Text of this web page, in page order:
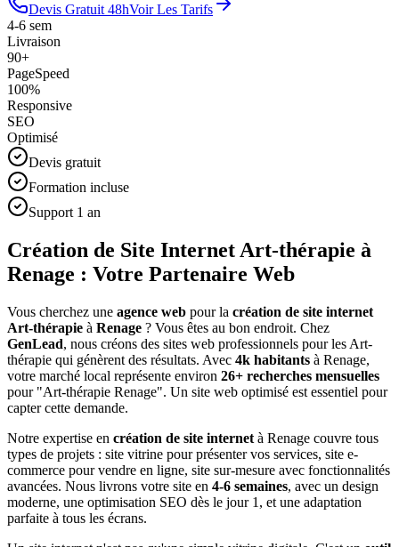
Devis Gratuit 48hVoir Les Tarifs
4-6 sem
Livraison
90+
PageSpeed
100%
Responsive
SEO
Optimisé
Devis gratuit
Formation incluse
Support 1 an
Création de Site Internet Art-thérapie à
Renage : Votre Partenaire Web
Vous cherchez une agence web pour la création de site internet
Art-thérapie à Renage ? Vous êtes au bon endroit. Chez
GenLead, nous créons des sites web professionnels pour les Art-
thérapie qui génèrent des résultats. Avec 4k habitants à Renage,
votre marché local représente environ 26+ recherches mensuelles
pour "Art-thérapie Renage". Un site web optimisé est essentiel pour
capter cette demande.
Notre expertise en création de site internet à Renage couvre tous
types de projets : site vitrine pour présenter vos services, site e-
commerce pour vendre en ligne, site sur-mesure avec fonctionnalités
avancées. Nous livrons votre site en 4-6 semaines, avec un design
moderne, une optimisation SEO dès le jour 1, et une adaptation
parfaite à tous les écrans.